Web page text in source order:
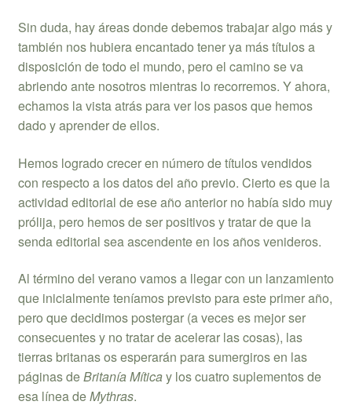
Sin duda, hay áreas donde debemos trabajar algo más y
también nos hubiera encantado tener ya más títulos a
disposición de todo el mundo, pero el camino se va
abriendo ante nosotros mientras lo recorremos. Y ahora,
echamos la vista atrás para ver los pasos que hemos
dado y aprender de ellos.
Hemos logrado crecer en número de títulos vendidos
con respecto a los datos del año previo. Cierto es que la
actividad editorial de ese año anterior no había sido muy
prólija, pero hemos de ser positivos y tratar de que la
senda editorial sea ascendente en los años venideros.
Al término del verano vamos a llegar con un lanzamiento
que inicialmente teníamos previsto para este primer año,
pero que decidimos postergar (a veces es mejor ser
consecuentes y no tratar de acelerar las cosas), las
tierras britanas os esperarán para sumergiros en las
páginas deBritanía Míticay los cuatro suplementos de
esa línea deMythras.